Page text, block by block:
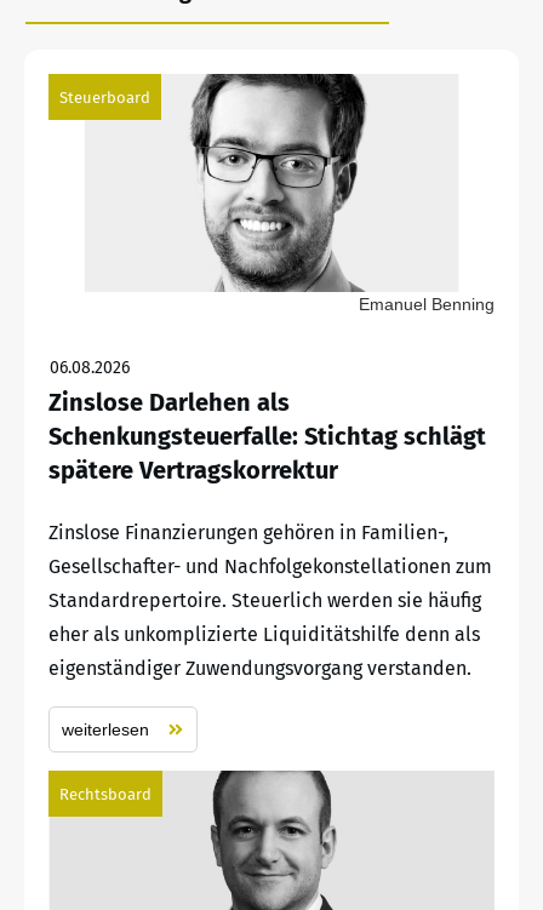
Steuerboard
Emanuel Benning
06.08.2026
Zinslose Darlehen als
Schenkungsteuerfalle: Stichtag schlägt
spätere Vertragskorrektur
Zinslose Finanzierungen gehören in Familien-,
Gesellschafter- und Nachfolgekonstellationen zum
Standardrepertoire. Steuerlich werden sie häufig
eher als unkomplizierte Liquiditätshilfe denn als
eigenständiger Zuwendungsvorgang verstanden.
weiterlesen
Rechtsboard